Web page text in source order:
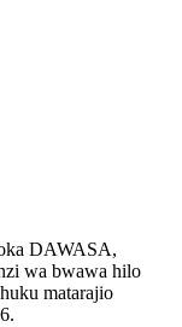
DAWASA,
wa bwawa hilo
matarajio